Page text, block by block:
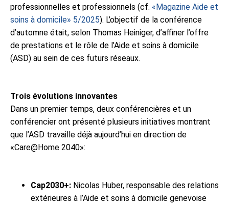
professionnelles et professionnels (cf. «Magazine Aide et
soins à domicile» 5/2025). L’objectif de la conférence
d’automne était, selon Thomas Heiniger, d’affiner l’offre
de prestations et le rôle de l’Aide et soins à domicile
(ASD) au sein de ces futurs réseaux.
Trois évolutions innovantes
Dans un premier temps, deux conférencières et un
conférencier ont présenté plusieurs initiatives montrant
que l’ASD travaille déjà aujourd’hui en direction de
«Care@Home 2040»:
Cap2030+: Nicolas Huber, responsable des relations
extérieures à l’Aide et soins à domicile genevoise